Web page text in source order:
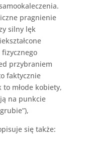
pragnienie
silny lęk
przybraniem
faktycznie
młode kobiety,
na punkcie
się także: